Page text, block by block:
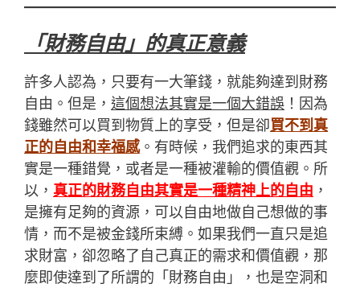
「財務自由」的真正意義
許多人認為，只要有一大筆錢，就能夠達到財務
自由。但是， 這個想法其實是一個大錯誤 ！因為
錢雖然可以買到物質上的享受，但是卻買不到真
正的自由和幸福感。有時候，我們追求的東西其
實是一種錯覺，或者是一種被灌輸的價值觀。所
以， 真正的財務自由其實是一種精神上的自由 ，
是擁有足夠的資源，可以自由地做自己想做的事
情，而不是被金錢所束縛。如果我們一直只是追
求財富，卻忽略了自己真正的需求和價值觀，那
麼即使達到了所謂的「財務自由」，也是空洞和